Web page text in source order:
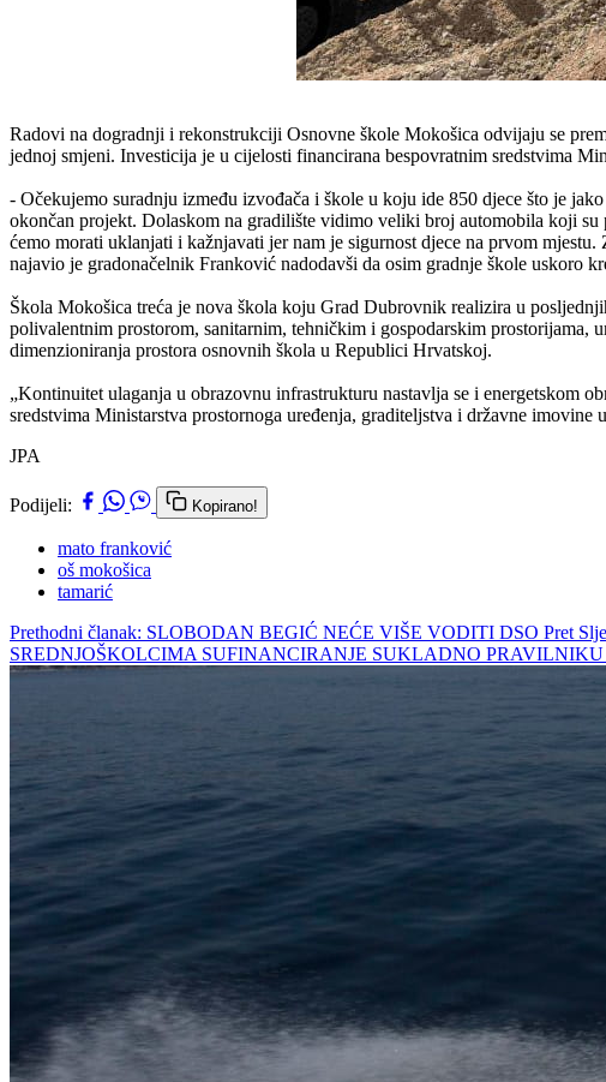
Radovi na dogradnji i rekonstrukciji Osnovne škole Mokošica odvijaju se
jednoj smjeni. Investicija je u cijelosti financirana bespovratnim sredstvima
- Očekujemo suradnju između izvođača i škole u koju ide 850 djece što je
okončan projekt. Dolaskom na gradilište vidimo veliki broj automobila koji su
ćemo morati uklanjati i kažnjavati jer nam je sigurnost djece na prvom
najavio je gradonačelnik Franković nadodavši da osim gradnje škole uskoro
Škola Mokošica treća je nova škola koju Grad Dubrovnik realizira u
polivalentnim prostorom, sanitarnim, tehničkim i gospodarskim
dimenzioniranja prostora osnovnih škola u Republici Hrvatskoj.
„Kontinuitet ulaganja u obrazovnu infrastrukturu nastavlja se i energetskom
sredstvima Ministarstva prostornoga uređenja, graditeljstva i državne
JPA
Podijeli: Kopirano!
mato franković
oš mokošica
tamarić
Prethodni članak: SLOBODAN BEGIĆ NEĆE VIŠE VODITI DSO Pret
SREDNJOŠKOLCIMA SUFINANCIRANJE SUKLADNO PRAVILNIKU